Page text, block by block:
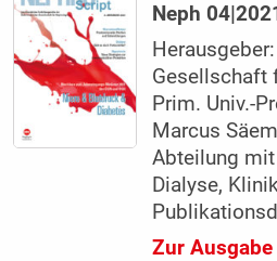
Neph
Gesellschaft
Prim. Univ.-
Marcus
Abteilung
Dialyse,
Zur Ausgabe